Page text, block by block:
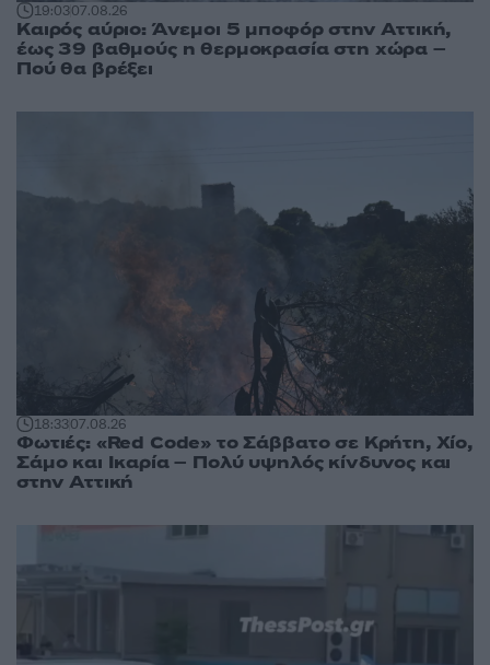
19:0307.08.26
Καιρός αύριο: Άνεμοι 5 μποφόρ στην Αττική,
έως 39 βαθμούς η θερμοκρασία στη χώρα –
Πού θα βρέξει
18:3307.08.26
Φωτιές: «Red Code» το Σάββατο σε Κρήτη, Χίο,
Σάμο και Ικαρία – Πολύ υψηλός κίνδυνος και
στην Αττική